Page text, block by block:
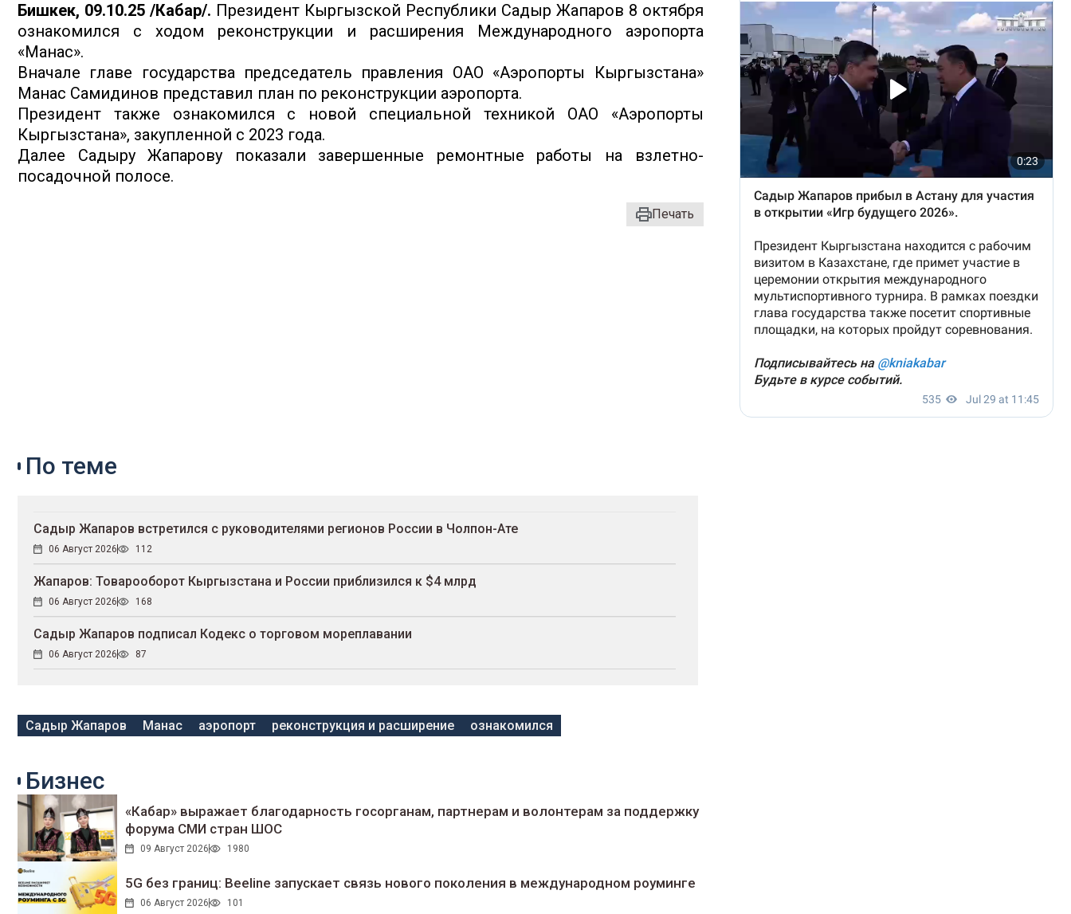
Бишкек, 09.10.25 /Кабар/. Президент Кыргызской Республики Садыр Жапаров 8 октября
ознакомился с ходом реконструкции и расширения Международного аэропорта
«Манас».
Вначале главе государства председатель правления ОАО «Аэропорты Кыргызстана»
Манас Самидинов представил план по реконструкции аэропорта.
Президент также ознакомился с новой специальной техникой ОАО «Аэропорты
Кыргызстана», закупленной с 2023 года.
Далее Садыру Жапарову показали завершенные ремонтные работы на взлетно-
посадочной полосе.
Печать
По теме
Садыр Жапаров встретился с руководителями регионов России в Чолпон-Ате
06 Август 2026 112
Жапаров: Товарооборот Кыргызстана и России приблизился к $4 млрд
06 Август 2026 168
Садыр Жапаров подписал Кодекс о торговом мореплавании
06 Август 2026 87
Садыр Жапаров Манас аэропорт реконструкция и расширение ознакомился
Бизнес
«Кабар» выражает благодарность госорганам, партнерам и волонтерам за поддержку
форума СМИ стран ШОС
09 Август 2026 1980
5G без границ: Beeline запускает связь нового поколения в международном роуминге
06 Август 2026 101